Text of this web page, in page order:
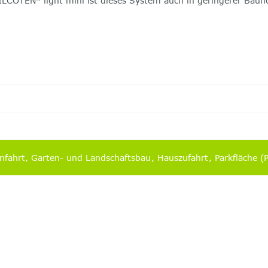
Garten- und Landschaftsbau Hauszufahrt Parkfläche